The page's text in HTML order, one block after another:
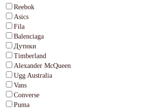
Reebok
Asics
Fila
Balenciaga
Дутики
Timberland
Alexander McQueen
Ugg Australia
Vans
Converse
Puma